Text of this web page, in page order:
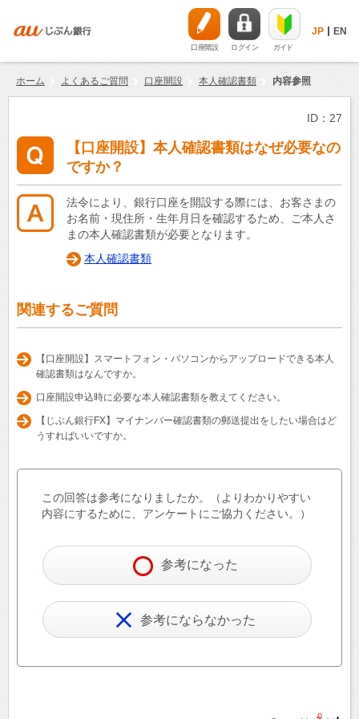
口座開設 ログイン ガイド
JP EN
ホーム よくあるご質問 口座開設 本人確認書類 内容参照
ID：27
【口座開設】本人確認書類はなぜ必要なの
ですか？
法令により、銀行口座を開設する際には、お客さまの
お名前・現住所・生年月日を確認するため、ご本人さ
まの本人確認書類が必要となります。
本人確認書類
関連するご質問
【口座開設】スマートフォン・パソコンからアップロードできる本人
確認書類はなんですか。
口座開設申込時に必要な本人確認書類を教えてください。
【じぶん銀行FX】マイナンバー確認書類の郵送提出をしたい場合はど
うすればいいですか。
この回答は参考になりましたか。（よりわかりやすい
内容にするために、アンケートにご協力ください。）
参考になった
参考にならなかった